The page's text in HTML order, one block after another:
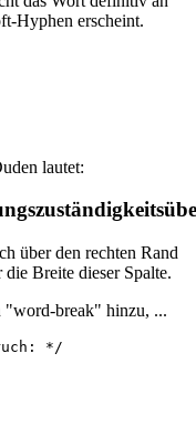
Hyphen erscheint.
lautet:
über den rechten Rand
Breite dieser Spalte.
"word-break" hinzu, ...
*/